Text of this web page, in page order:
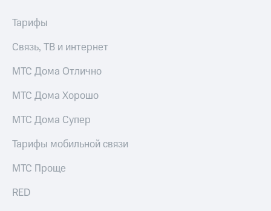
Домашнее
ТВ
Перейти
в МТС
со своим
номером
Поддержка
и подписки
на гигабайты
фильмы,
и многое
Семейная
группа
Скидка
на тарифы,
Тарифы
Связь, ТВ и интернет
МТС Дома Отлично
МТС Дома Хорошо
МТС Дома Супер
Тарифы мобильной связи
МТС Проще
RED